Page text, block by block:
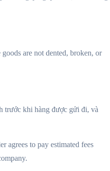
are not dented, broken, or
trước khi hàng được gửi đi, và
agrees to pay estimated fees